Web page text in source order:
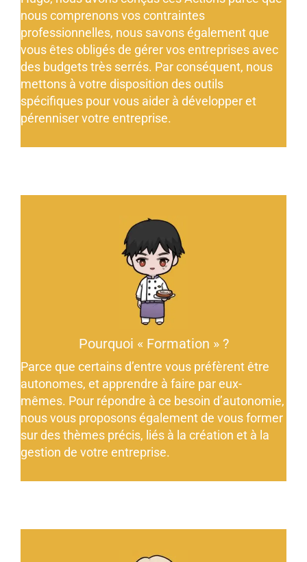
nous comprenons vos contraintes
professionnelles, nous savons également que
vous êtes obligés de gérer vos entreprises avec
des budgets très serrés. Par conséquent, nous
mettons à votre disposition des outils
spécifiques pour vous aider à développer et
pérenniser votre entreprise.
Pourquoi « Formation » ?
Parce que certains d’entre vous préfèrent être
autonomes, et apprendre à faire par eux-
mêmes. Pour répondre à ce besoin d’autonomie,
nous vous proposons également de vous former
sur des thèmes précis, liés à la création et à la
gestion de votre entreprise.